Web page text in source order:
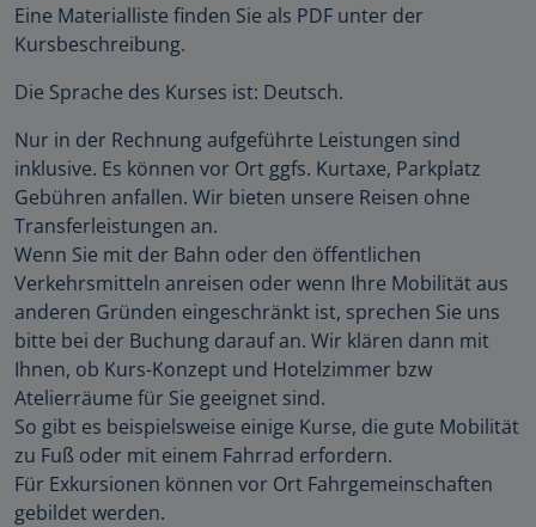
Eine Materialliste finden Sie als PDF unter der
Kursbeschreibung.
Die Sprache des Kurses ist: Deutsch.
Nur in der Rechnung aufgeführte Leistungen sind
inklusive. Es können vor Ort ggfs. Kurtaxe, Parkplatz
Gebühren anfallen. Wir bieten unsere Reisen ohne
Transferleistungen an.
Wenn Sie mit der Bahn oder den öffentlichen
Verkehrsmitteln anreisen oder wenn Ihre Mobilität aus
anderen Gründen eingeschränkt ist, sprechen Sie uns
bitte bei der Buchung darauf an. Wir klären dann mit
Ihnen, ob Kurs-Konzept und Hotelzimmer bzw
Atelierräume für Sie geeignet sind.
So gibt es beispielsweise einige Kurse, die gute Mobilität
zu Fuß oder mit einem Fahrrad erfordern.
Für Exkursionen können vor Ort Fahrgemeinschaften
gebildet werden.